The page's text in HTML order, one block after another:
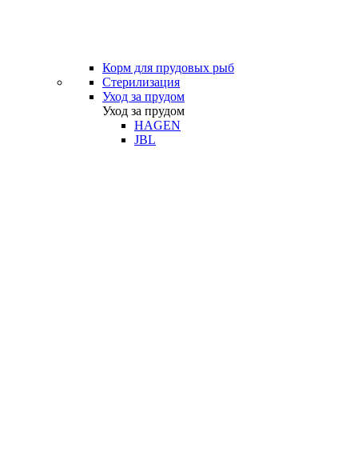
Корм для прудовых рыб
Стерилизация
Уход за прудом
Уход за прудом
HAGEN
JBL